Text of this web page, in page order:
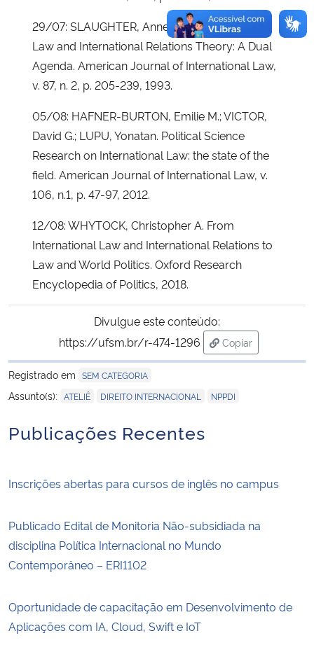
29/07: SLAUGHTER, Anne-Marie. International
Law and International Relations Theory: A Dual
Agenda. American Journal of International Law,
v. 87, n. 2, p. 205-239, 1993.
05/08: HAFNER-BURTON, Emilie M.; VICTOR,
David G.; LUPU, Yonatan. Political Science
Research on International Law: the state of the
field. American Journal of International Law, v.
106, n.1, p. 47-97, 2012.
12/08: WHYTOCK, Christopher A. From
International Law and International Relations to
Law and World Politics. Oxford Research
Encyclopedia of Politics, 2018.
Divulgue este conteúdo:
https://ufsm.br/r-474-1296
Copiar
para área de
Registrado em SEM CATEGORIA
Assunto(s): ATELIÊ DIREITO INTERNACIONAL NPPDI
Publicações Recentes
Inscrições abertas para cursos de inglês no campus
Publicado Edital de Monitoria Não-subsidiada na
disciplina Política Internacional no Mundo
Contemporâneo – ERI1102
Oportunidade de capacitação em Desenvolvimento de
Aplicações com IA, Cloud, Swift e IoT